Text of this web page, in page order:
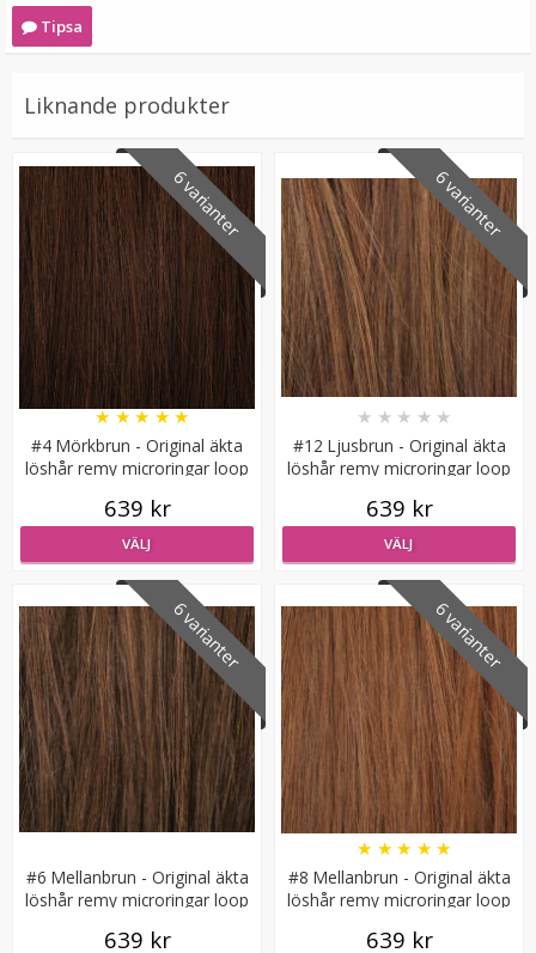
★★ ★ ★★
99 kr
LÄGG I VARUKORG
#1 Svart - Original äkta löshår remy nagelslingor
★★ ★ ★★
169 kr
VÄLJ
Tipsa
Liknande produkter
6 varianter
#4 Mörkbrun - Original äkta
löshår remy microringar loop
★★★★★
639 kr
VÄLJ
6 varianter
#12 Ljusbrun - Original äkta
löshår remy microringar loop
★ ★ ★ ★ ★
639 kr
VÄLJ
6 varianter
#6 Mellanbrun - Original äkta
löshår remy microringar loop
639 kr
6 varianter
#8 Mellanbrun - Original äkta
löshår remy microringar loop
★ ★ ★ ★ ★
639 kr